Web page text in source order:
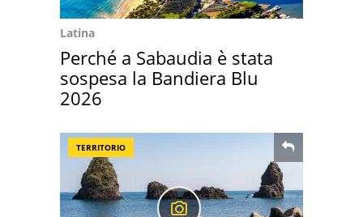
Latina
Perché a Sabaudia è stata
sospesa la Bandiera Blu
2026
TERRITORIO